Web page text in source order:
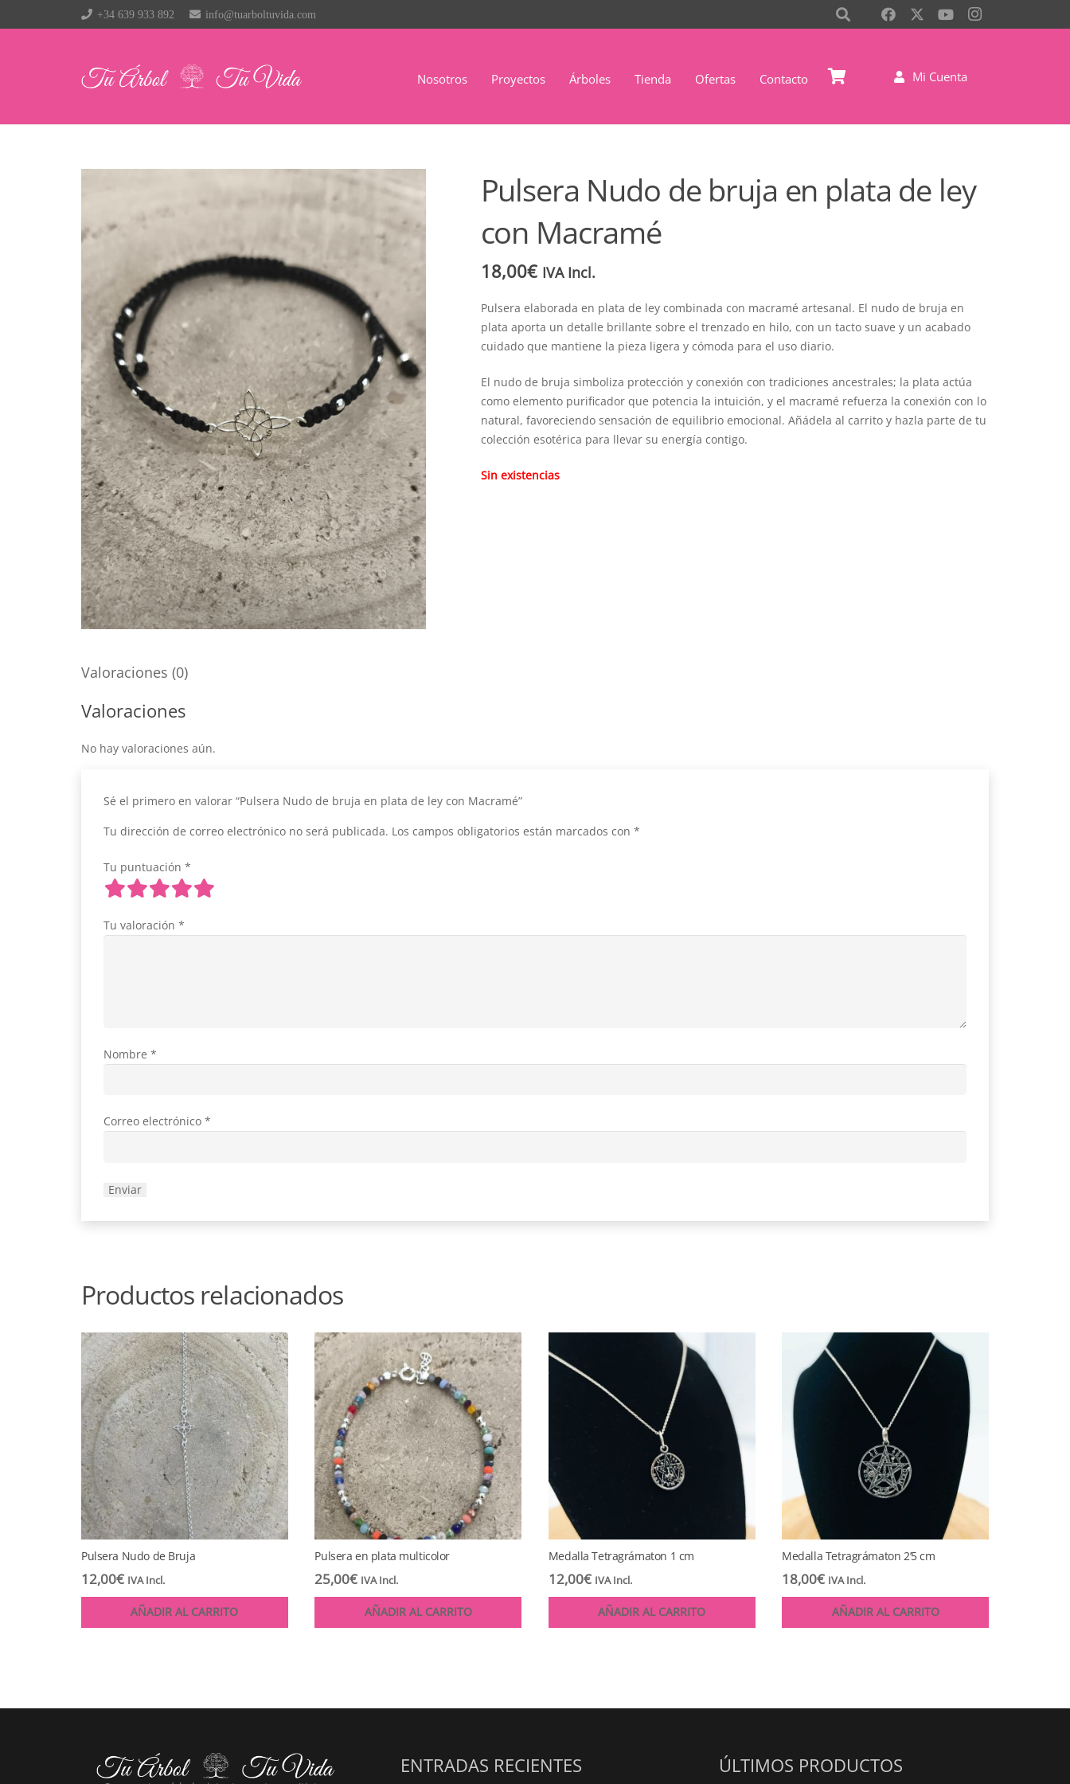
+34 639 933 892 info@tuarboltuvida.com
Nosotros Proyectos Árboles Tienda Ofertas Contacto Mi Cuenta
Pulsera Nudo de bruja en plata de ley
con Macramé
18,00€ IVA Incl.
Pulsera elaborada en plata de ley combinada con macramé artesanal. El nudo de bruja en
plata aporta un detalle brillante sobre el trenzado en hilo, con un tacto suave y un acabado
cuidado que mantiene la pieza ligera y cómoda para el uso diario.
El nudo de bruja simboliza protección y conexión con tradiciones ancestrales; la plata actúa
como elemento purificador que potencia la intuición, y el macramé refuerza la conexión con lo
natural, favoreciendo sensación de equilibrio emocional. Añádela al carrito y hazla parte de tu
colección esotérica para llevar su energía contigo.
Sin existencias
Valoraciones (0)
Valoraciones
No hay valoraciones aún.
Sé el primero en valorar “Pulsera Nudo de bruja en plata de ley con Macramé”
Tu dirección de correo electrónico no será publicada. Los campos obligatorios están marcados con *
Tu puntuación *
Tu valoración *
Nombre *
Correo electrónico *
Productos relacionados
Pulsera Nudo de Bruja
12,00€ IVA Incl.
AÑADIR AL CARRITO
Pulsera en plata multicolor
25,00€ IVA Incl.
AÑADIR AL CARRITO
Medalla Tetragrámaton 1 cm
12,00€ IVA Incl.
AÑADIR AL CARRITO
Medalla Tetragrámaton 2’5 cm
18,00€ IVA Incl.
AÑADIR AL CARRITO
ENTRADAS RECIENTES ÚLTIMOS PRODUCTOS